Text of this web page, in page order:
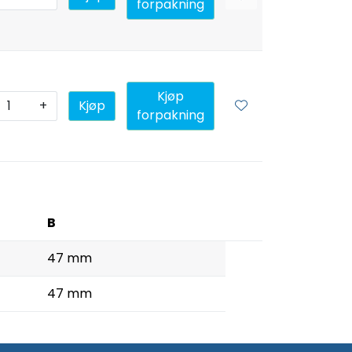
forpakning
+ Kjøp
Kjøp
forpakning
B
47 mm
47 mm